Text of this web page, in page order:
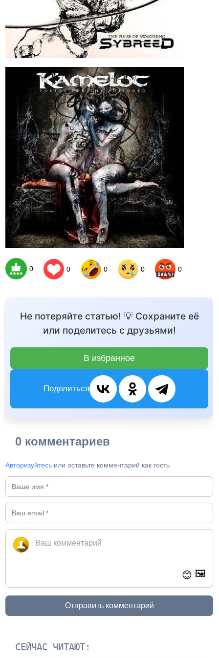
0 0 0 0 0
Не потеряйте статью! 💡 Сохраните её
или поделитесь с друзьями!
В избранное
Поделиться
0 комментариев
Авторизуйтесь или оставьте комментарий как гость
😊 🖼️
Отправить комментарий
СЕЙЧАС ЧИТАЮТ: